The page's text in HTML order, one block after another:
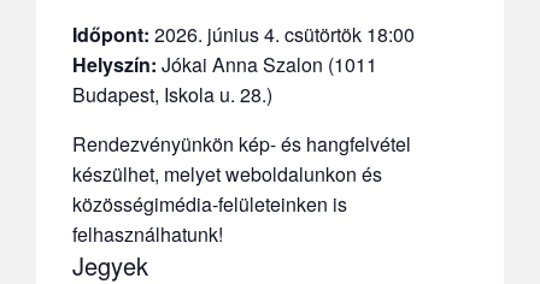
Időpont: 2026. június 4. csütörtök 18:00
Helyszín: Jókai Anna Szalon (1011
Budapest, Iskola u. 28.)
Rendezvényünkön kép- és hangfelvétel
készülhet, melyet weboldalunkon és
közösségimédia-felületeinken is
felhasználhatunk!
Jegyek